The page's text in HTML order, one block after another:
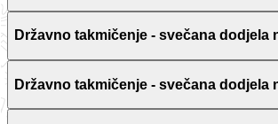
Državno takmičenje - svečana dodjela
Državno takmičenje - svečana dodjela